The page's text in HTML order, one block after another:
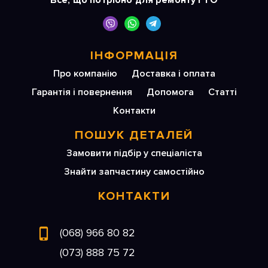
ІНФОРМАЦІЯ
Про компанію
Доставка і оплата
Гарантія і повернення
Допомога
Статті
Контакти
ПОШУК ДЕТАЛЕЙ
Замовити підбір у спеціаліста
Знайти запчастину самостійно
КОНТАКТИ
(068) 966 80 82
(073) 888 75 72